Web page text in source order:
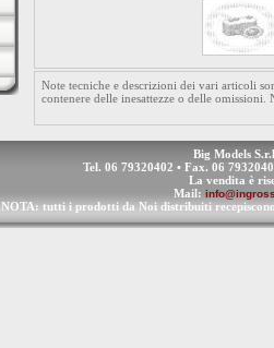
Note tecniche e descrizioni dei vari articoli
contenere delle inesattezze o delle
Big Models
Tel. 06 79320402 • Fax. 06
La vendita è
Mail:
NOTA: tutti i prodotti da Noi distribuiti